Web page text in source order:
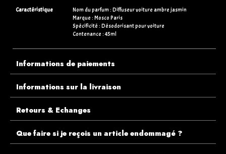
Caractéristique
Nom du parfum : Diffuseur voiture ambre jasmin
Marque : Mosco Paris
Spécificité : Désodorisant pour voiture
Contenance : 45ml
Informations de paiements
Informations sur la livraison
Retours & Echanges
Que faire si je reçois un article endommagé ?